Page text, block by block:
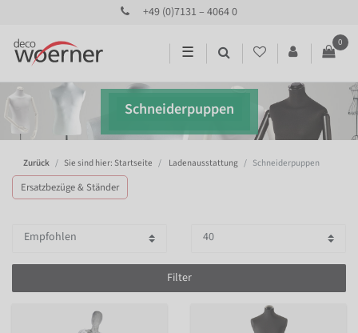
+49 (0)7131 – 4064 0
☰
0
Schneiderpuppen
Zurück Sie sind hier: Startseite Ladenausstattung Schneiderpuppen
Ersatzbezüge & Ständer
Filter